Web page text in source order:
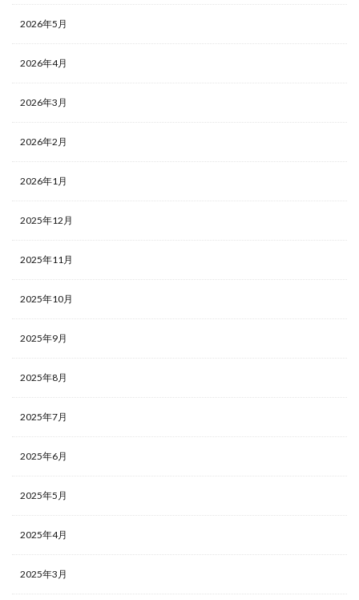
2026年5月
2026年4月
2026年3月
2026年2月
2026年1月
2025年12月
2025年11月
2025年10月
2025年9月
2025年8月
2025年7月
2025年6月
2025年5月
2025年4月
2025年3月